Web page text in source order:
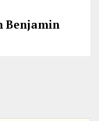
Benjamin